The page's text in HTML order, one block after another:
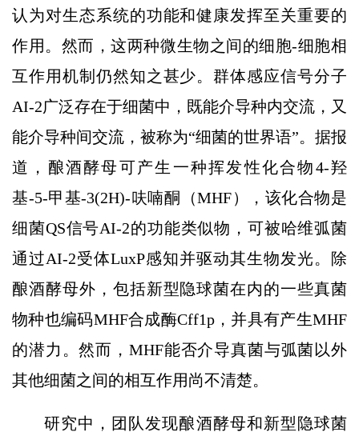
认为对生态系统的功能和健康发挥至关重要的
作用。然而，这两种微生物之间的细胞-细胞相
互作用机制仍然知之甚少。群体感应信号分子
AI-2广泛存在于细菌中，既能介导种内交流，又
能介导种间交流，被称为“细菌的世界语”。据报
道，酿酒酵母可产生一种挥发性化合物4-羟
基-5-甲基-3(2H)-呋喃酮（MHF），该化合物是
细菌QS信号AI-2的功能类似物，可被哈维弧菌
通过AI-2受体LuxP感知并驱动其生物发光。除
酿酒酵母外，包括新型隐球菌在内的一些真菌
物种也编码MHF合成酶Cff1p，并具有产生MHF
的潜力。然而，MHF能否介导真菌与弧菌以外
其他细菌之间的相互作用尚不清楚。
研究中，团队发现酿酒酵母和新型隐球菌